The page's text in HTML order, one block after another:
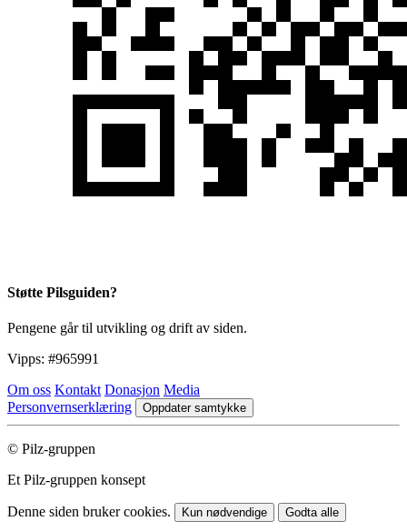
Støtte Pilsguiden?
Pengene går til utvikling og drift av siden.
Vipps: #965991
Om oss Kontakt Donasjon Media
Personvernserklæring
Oppdater samtykke
© Pilz-gruppen
Et Pilz-gruppen konsept
Denne siden bruker cookies. Kun nødvendige Godta alle